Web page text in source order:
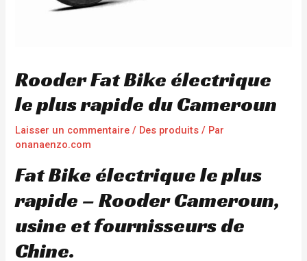
Rooder Fat Bike électrique
le plus rapide du Cameroun
Laisser un commentaire / Des produits / Par
onanaenzo.com
Fat Bike électrique le plus
rapide – Rooder Cameroun,
usine et fournisseurs de
Chine.